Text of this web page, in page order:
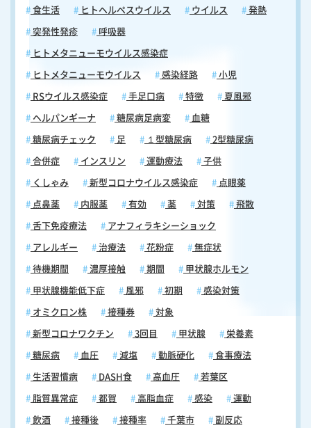
食生活 ヒトヘルペスウイルス ウイルス 発熱
突発性発疹 呼吸器
ヒトメタニューモウイルス感染症
ヒトメタニューモウイルス 感染経路 小児
RSウイルス感染症 手足口病 特徴 夏風邪
ヘルパンギーナ 糖尿病足病変 血糖
糖尿病チェック 足 １型糖尿病 2型糖尿病
合併症 インスリン 運動療法 子供
くしゃみ 新型コロナウイルス感染症 点眼薬
点鼻薬 内服薬 有効 薬 対策 飛散
舌下免疫療法 アナフィラキシーショック
アレルギー 治療法 花粉症 無症状
待機期間 濃厚接触 期間 甲状腺ホルモン
甲状腺機能低下症 風邪 初期 感染対策
オミクロン株 接種券 対象
新型コロナワクチン 3回目 甲状腺 栄養素
糖尿病 血圧 減塩 動脈硬化 食事療法
生活習慣病 DASH食 高血圧 若葉区
脂質異常症 都賀 高脂血症 感染 運動
飲酒 接種後 接種率 千葉市 副反応